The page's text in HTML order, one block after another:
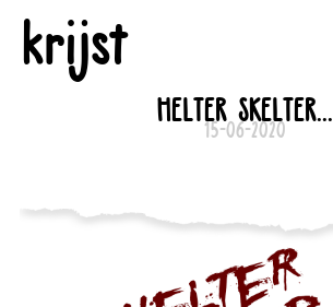
krijst
HELTER SKELTER...
15-06-2020